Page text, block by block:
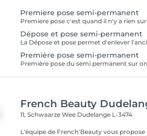
Premiere pose semi-permanent
Dépose et pose semi-permanent
Première pose semi-permanent
French Beauty
11, Schwaarze Wee Dudelange L-3474
L'équipe de French'Beauty vous